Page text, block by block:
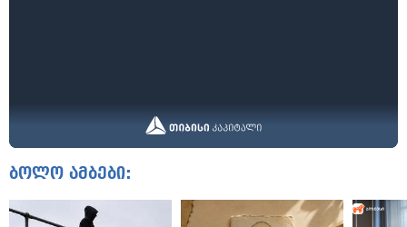
ბოლო ამბები: